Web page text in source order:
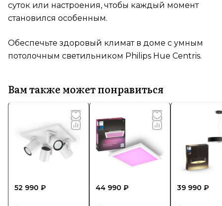
суток или настроения, чтобы каждый момент
становился особенным.
Обеспечьте здоровый климат в доме с умным
потолочным светильником Philips Hue Centris.
Вам также может понравиться
52 990 ₽ 44 990 ₽ 39 990 ₽